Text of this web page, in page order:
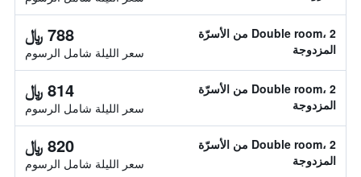
Double room، 2 من الأسرّة
المزدوجة
788 ﷼
سعر الليلة شامل الرسوم
Double room، 2 من الأسرّة
المزدوجة
814 ﷼
سعر الليلة شامل الرسوم
Double room، 2 من الأسرّة
المزدوجة
820 ﷼
سعر الليلة شامل الرسوم